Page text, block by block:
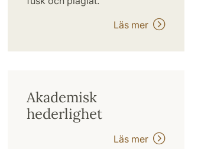
Läs mer
Akademisk
hederlighet
Läs mer